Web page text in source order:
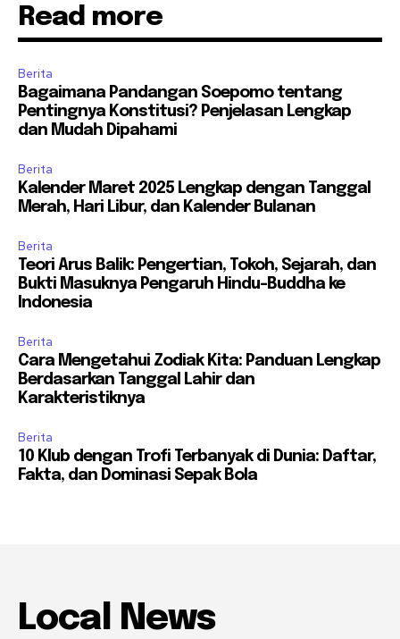
Read more
Berita
Bagaimana Pandangan Soepomo tentang
Pentingnya Konstitusi? Penjelasan Lengkap
dan Mudah Dipahami
Berita
Kalender Maret 2025 Lengkap dengan Tanggal
Merah, Hari Libur, dan Kalender Bulanan
Berita
Teori Arus Balik: Pengertian, Tokoh, Sejarah, dan
Bukti Masuknya Pengaruh Hindu-Buddha ke
Indonesia
Berita
Cara Mengetahui Zodiak Kita: Panduan Lengkap
Berdasarkan Tanggal Lahir dan
Karakteristiknya
Berita
10 Klub dengan Trofi Terbanyak di Dunia: Daftar,
Fakta, dan Dominasi Sepak Bola
Local News